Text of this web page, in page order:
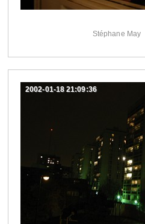
Stéphane May
2002-01-18 21:09:36